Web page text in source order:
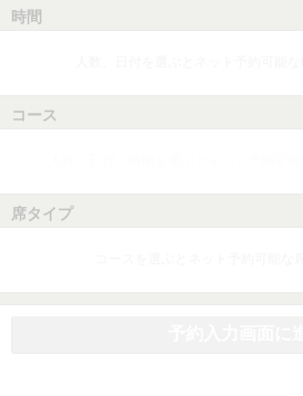
時間
コース
席タイプ